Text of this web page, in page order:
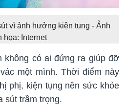
vì ảnh hưởng kiện tụng - Ảnh
họa: Internet
không có ai đứng ra giúp đỡ
một mình. Thời điểm này
phị, kiện tụng nên sức khỏe
sút trầm trọng.